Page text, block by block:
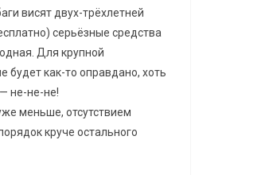
висят двух-трёхлетней
серьёзные средства
Для крупной
как-то оправдано, хоть
не-не-не!
меньше, отсутствием
круче остального